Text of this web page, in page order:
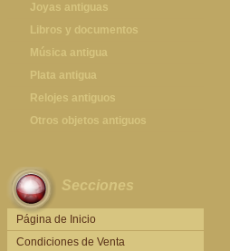
Otros artículos militares
Pintura contemporánea
Grabados antiguos y mapas
Cámaras antiguas
Joyas antiguas
Joyas antiguas
Libros y documentos
Libros antiguos
Fotografia antigua
Publicaciones antiguas
Música antigua
Gramófonos antiguos
Cajas de música antiguas
Radios antiguas
Plata antigua
Plata antigua
Relojes antiguos
Relojes sobremesa antiguos
Relojes de pie antiguos
Relojes de bolsillo antiguos
Relojes de pulsera antiguos
Otros objetos antiguos
Secciones
Página de Inicio
Condiciones de Venta